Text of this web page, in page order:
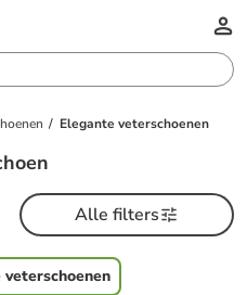
Elegante veterschoenen
Alle filters
veterschoenen